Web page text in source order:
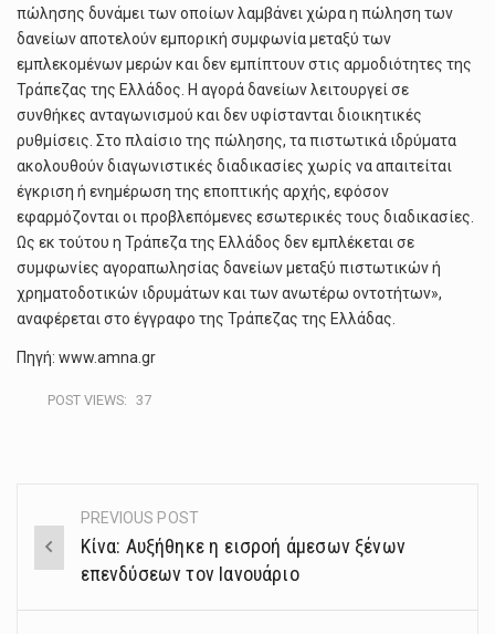
πώλησης δυνάμει των οποίων λαμβάνει χώρα η πώληση των
δανείων αποτελούν εμπορική συμφωνία μεταξύ των
εμπλεκομένων μερών και δεν εμπίπτουν στις αρμοδιότητες της
Τράπεζας της Ελλάδος. Η αγορά δανείων λειτουργεί σε
συνθήκες ανταγωνισμού και δεν υφίστανται διοικητικές
ρυθμίσεις. Στο πλαίσιο της πώλησης, τα πιστωτικά ιδρύματα
ακολουθούν διαγωνιστικές διαδικασίες χωρίς να απαιτείται
έγκριση ή ενημέρωση της εποπτικής αρχής, εφόσον
εφαρμόζονται οι προβλεπόμενες εσωτερικές τους διαδικασίες.
Ως εκ τούτου η Τράπεζα της Ελλάδος δεν εμπλέκεται σε
συμφωνίες αγοραπωλησίας δανείων μεταξύ πιστωτικών ή
χρηματοδοτικών ιδρυμάτων και των ανωτέρω οντοτήτων»,
αναφέρεται στο έγγραφο της Τράπεζας της Ελλάδας.
Πηγή: www.amna.gr
POST VIEWS: 37
Post
navigation
PREVIOUS POST
Κίνα: Αυξήθηκε η εισροή άμεσων ξένων
επενδύσεων τον Ιανουάριο